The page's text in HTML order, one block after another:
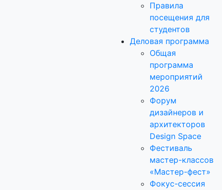
Правила
посещения для
студентов
Деловая программа
Общая
программа
мероприятий
2026
Форум
дизайнеров и
архитекторов
Design Space
Фестиваль
мастер-классов
«Мастер-фест»
Фокус-сессия